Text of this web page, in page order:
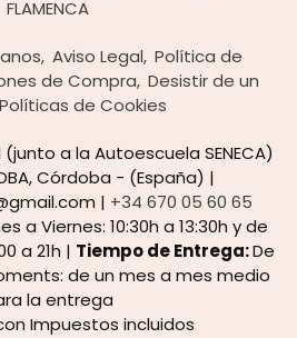
FLAMENCA
Aviso Legal Política de
de Compra Desistir de un
Políticas de Cookies
a la Autoescuela SENECA)
Córdoba - (España) |
| +34 670 05 60 65
a Viernes: 10:30h a 13:30h y de
a 21h | Tiempo de Entrega:De
de un mes a mes medio
la entrega
Impuestos incluidos